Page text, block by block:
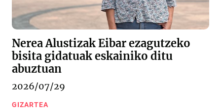
Nerea Alustizak Eibar ezagutzeko
bisita gidatuak eskainiko ditu
abuztuan
2026/07/29
GIZARTEA